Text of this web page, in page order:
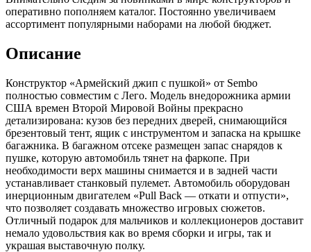
оперативно пополняем каталог. Постоянно увеличиваем
ассортимент популярными наборами на любой бюджет.
Описание
Конструктор «Армейский джип с пушкой» от Sembo
полностью совместим с Лего. Модель внедорожника армии
США времен Второй Мировой Войны прекрасно
детализирована: кузов без передних дверей, снимающийся
брезентовый тент, ящик с инструментом и запаска на крышке
багажника. В багажном отсеке размещен запас снарядов к
пушке, которую автомобиль тянет на фаркопе. При
необходимости верх машины снимается и в задней части
устанавливает станковый пулемет. Автомобиль оборудован
инерционным двигателем «Pull Back — откати и отпусти»,
что позволяет создавать множество игровых сюжетов.
Отличный подарок для мальчиков и коллекционеров доставит
немало удовольствия как во время сборки и игры, так и
украшая выставочную полку.